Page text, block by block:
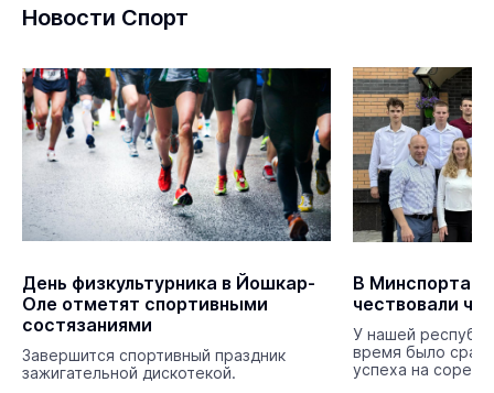
Новости Спорт
День физкультурника в Йошкар-
Оле отметят спортивными
состязаниями
Завершится спортивный праздник
зажигательной дискотекой.
В Минспорта
чествовали
У нашей
время было
успеха на